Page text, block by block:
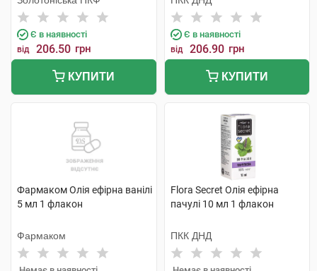
Є в наявності
від 206.50 грн
КУПИТИ
Є в наявності
від 206.90 грн
КУПИТИ
Фармаком Олія ефірна ванілі
5 мл 1 флакон
Фармаком
Flora Secret Олія eфірна
пачулі 10 мл 1 флакон
ПКК ДНД